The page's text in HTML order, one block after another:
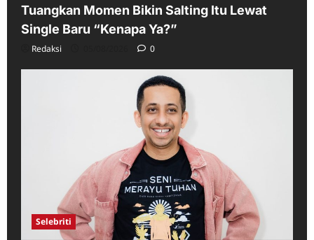
Tuangkan Momen Bikin Salting Itu Lewat
Single Baru “Kenapa Ya?”
Redaksi 0
Selebriti